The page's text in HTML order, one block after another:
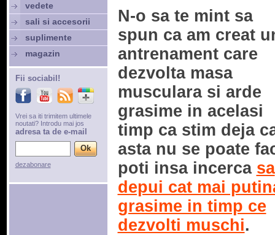
N-o sa te mint sa
spun ca am creat
antrenament care
dezvolta masa
musculara si arde
grasime in acelasi
timp ca stim deja
asta nu se poate
poti insa incerca sa
depui cat mai
grasime in timp ce
dezvolti muschi.
vedete
sali si accesorii
suplimente
magazin
Fii sociabil!
Vrei sa iti trimitem ultimele
noutati? Introdu mai jos
adresa ta de e-mail
dezabonare